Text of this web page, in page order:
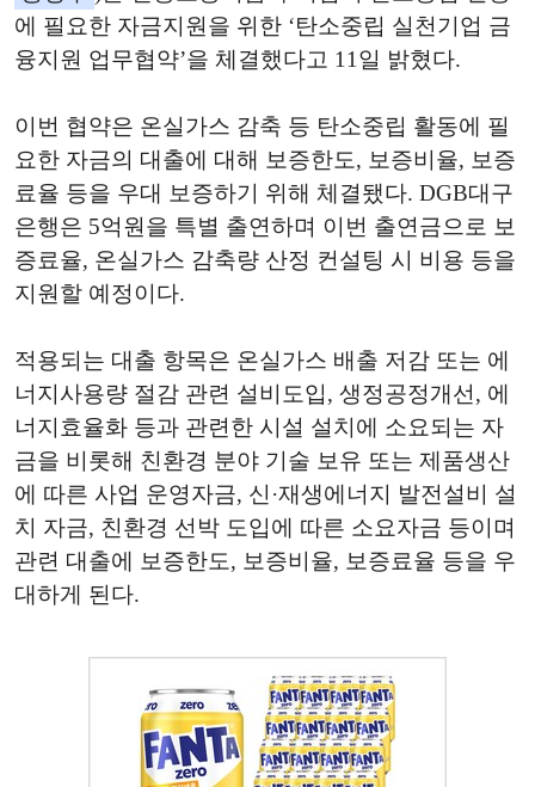
에 필요한 자금지원을 위한 ‘탄소중립 실천기업 금
융지원 업무협약’을 체결했다고 11일 밝혔다.
이번 협약은 온실가스 감축 등 탄소중립 활동에 필
요한 자금의 대출에 대해 보증한도, 보증비율, 보증
료율 등을 우대 보증하기 위해 체결됐다. DGB대구
은행은 5억원을 특별 출연하며 이번 출연금으로 보
증료율, 온실가스 감축량 산정 컨설팅 시 비용 등을
지원할 예정이다.
적용되는 대출 항목은 온실가스 배출 저감 또는 에
너지사용량 절감 관련 설비도입, 생정공정개선, 에
너지효율화 등과 관련한 시설 설치에 소요되는 자
금을 비롯해 친환경 분야 기술 보유 또는 제품생산
에 따른 사업 운영자금, 신·재생에너지 발전설비 설
치 자금, 친환경 선박 도입에 따른 소요자금 등이며
관련 대출에 보증한도, 보증비율, 보증료율 등을 우
대하게 된다.